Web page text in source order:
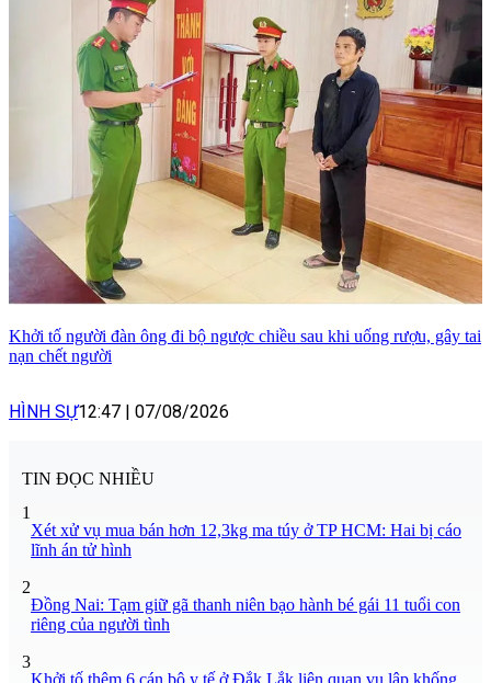
Khởi tố người đàn ông đi bộ ngược chiều sau khi uống rượu, gây tai
nạn chết người
HÌNH SỰ12:47 07/08/2026
TIN ĐỌC NHIỀU
1
Xét xử vụ mua bán hơn 12,3kg ma túy ở TP HCM: Hai bị cáo
lĩnh án tử hình
2
Đồng Nai: Tạm giữ gã thanh niên bạo hành bé gái 11 tuổi con
riêng của người tình
3
Khởi tố thêm 6 cán bộ y tế ở Đắk Lắk liên quan vụ lập khống